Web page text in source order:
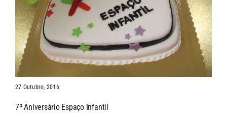
27 Outubro, 2016
7º Aniversário Espaço Infantil